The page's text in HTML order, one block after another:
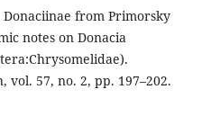
Donaciinae from Primorsky
notes on Donacia
vol. 57, no. 2, pp. 197–202.